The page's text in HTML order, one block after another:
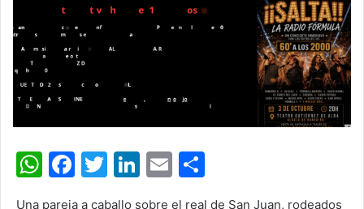
W F
T
Li E
Una pareja a caballo sobre el real de San Juan, rodeados